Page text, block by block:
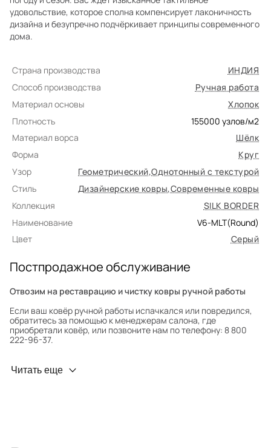
удовольствие, которое сполна компенсирует лаконичность
дизайна и безупречно подчёркивает принципы современного
дома.
Страна производства
ИНДИЯ
Способ производства
Ручная работа
Материал основы
Хлопок
Плотность
155000 узлов/м2
Материал ворса
Шёлк
Форма
Круг
Узор
Геометрический,Однотонный с текстурой
Стиль
Дизайнерские ковры,Современные ковры
Коллекция
SILK BORDER
Наименование
V6-MLT(Round)
Цвет
Серый
Постпродажное обслуживание
Отвозим на реставрацию и чистку ковры ручной работы
Если ваш ковёр ручной работы испачкался или повредился,
обратитесь за помощью к менеджерам салона, где
приобретали ковёр, или позвоните нам по телефону: 8 800
222-96-37.
Профилактика износа
Читать еще